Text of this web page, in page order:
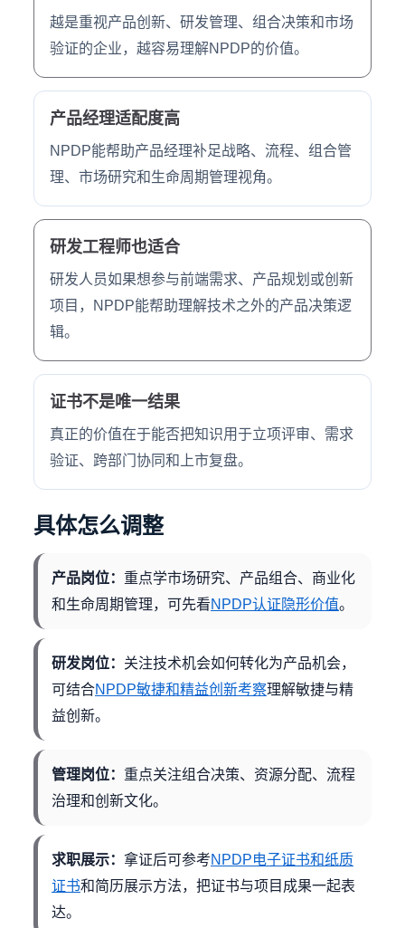
越是重视产品创新、研发管理、组合决策和市场
验证的企业，越容易理解NPDP的价值。
产品经理适配度高
NPDP能帮助产品经理补足战略、流程、组合管
理、市场研究和生命周期管理视角。
研发工程师也适合
研发人员如果想参与前端需求、产品规划或创新
项目，NPDP能帮助理解技术之外的产品决策逻
辑。
证书不是唯一结果
真正的价值在于能否把知识用于立项评审、需求
验证、跨部门协同和上市复盘。
具体怎么调整
产品岗位： 重点学市场研究、产品组合、商业化
和生命周期管理，可先看NPDP认证隐形价值。
研发岗位： 关注技术机会如何转化为产品机会，
可结合NPDP敏捷和精益创新考察理解敏捷与精
益创新。
管理岗位： 重点关注组合决策、资源分配、流程
治理和创新文化。
求职展示： 拿证后可参考NPDP电子证书和纸质
证书和简历展示方法，把证书与项目成果一起表
达。